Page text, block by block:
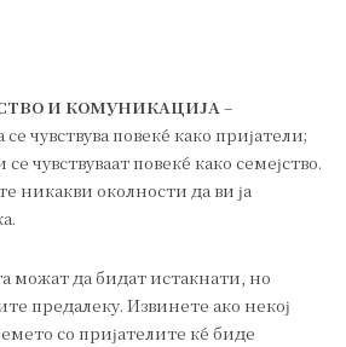
И КОМУНИКАЦИЈА –
чувствува повеќе како пријатели;
чувствуваат повеќе како семејство.
никакви околности да ви ја
можат да бидат истакнати, но
предалеку. Извинете ако некој
со пријателите ќе биде